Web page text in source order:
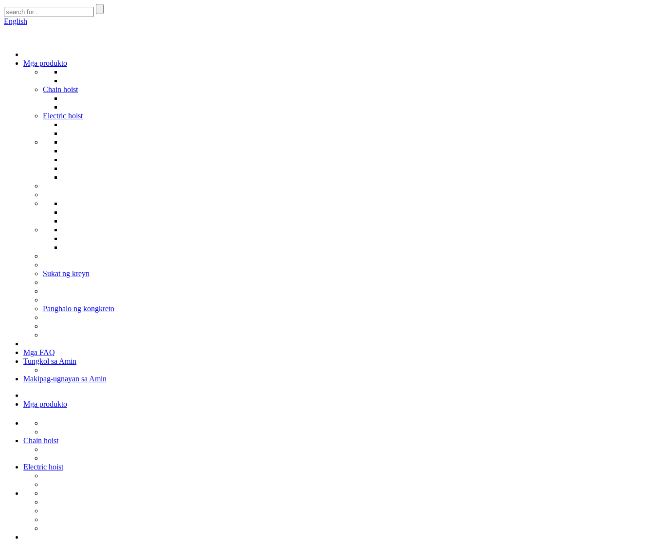
English
Mga produkto
Chain hoist
Electric hoist
Sukat ng kreyn
Panghalo ng kongkreto
Mga FAQ
Tungkol sa Amin
Makipag-ugnayan sa Amin
Mga produkto
Chain hoist
Electric hoist